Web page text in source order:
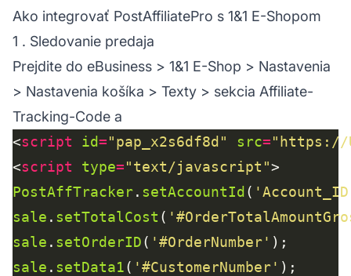
Ako integrovať PostAffiliatePro s 1&1 E-Shopom
1 . Sledovanie predaja
Prejdite do eBusiness > 1&1 E-Shop > Nastavenia
> Nastavenia košíka > Texty > sekcia Affiliate-
Tracking-Code a
<script id="pap_x2s6df8d" src="https://
<script type="text/javascript"
PostAffTracker. setAccountId(
sale . setTotalCost (
sale . setOrderID( '#OrderNumber'
sale . setData1( '#CustomerNumber'